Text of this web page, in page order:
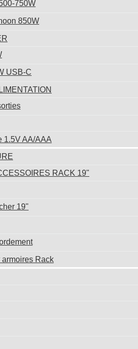
750W
850W
USB-C
1.5V AA/AAA
RACK 19"
19"
Rack